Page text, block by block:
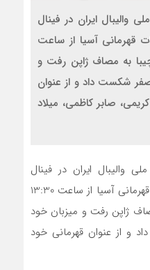
والیبال ایران در فینال
قهرمانی آسیا از ساعت
چیبا به مصاف ژاپن رفت و
خود را با نتیجه 3 بر صفر شکست داد و از عنوان
صابر کاظمی، میلاد
والیبال ایران در فینال
بیست و یکمین دوره مسابقات قهرمانی آسیا از ساعت 13:30
ژاپن رفت و میزبان خود
شکست داد و از عنوان قهرمانی خود